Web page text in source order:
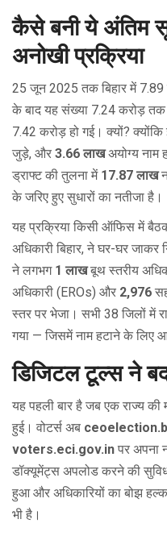
कैसे बनी ये अंतिम
अनोखी प्रक्रिया
25 जून 2025 तक बिहार में
के बाद यह संख्या 7.24 करोड़
7.42 करोड़ हो गई। क्यों?
जुड़े, और 3.66 लाखअयोग्य नाम
ड्राफ्ट की तुलना में 17.87 लाख
के जरिए हुए सुधारों का नतीजा है।
यह प्रक्रिया किसी ऑफिस में
अधिकारी बिहार, ने घर-घर जाकर
ने लगभग 1 लाखबूथ स्तरीय
अधिकारी (EROs) और 2,976
स्तर पर भेजा। सभी 38 जिलों में
गया — जिसमें नाम हटाने के लिए
डिजिटल टूल्स ने
यह पहली बार है जब एक राज्य
हुई। वोटर्स अब
voters.eci.gov.in पर अपना
डॉक्यूमेंट्स अपलोड करने की
हुआ और अधिकारियों का बोझ
भी है।